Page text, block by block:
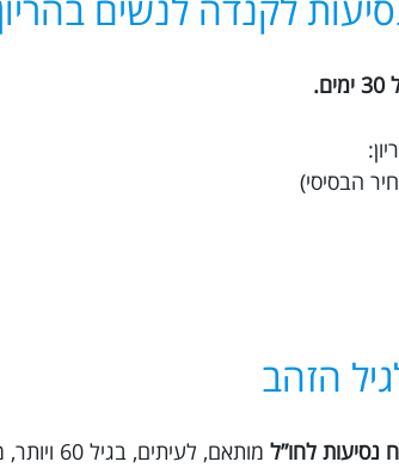
לקנדה לנשים
הזהב
נסיעות לחו”ל
מותאם,